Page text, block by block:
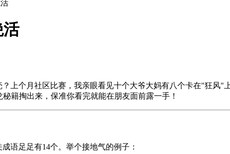
活
上个月社区比赛，我亲眼看见十个大爷大妈有八个卡在"狂风"
籍掏出来，保准你看完就能在朋友面前露一手！
语足足有14个。举个接地气的例子：